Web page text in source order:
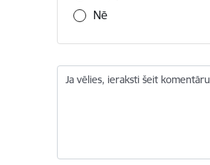
Nē
Ja vēlies, ieraksti šeit komentāru